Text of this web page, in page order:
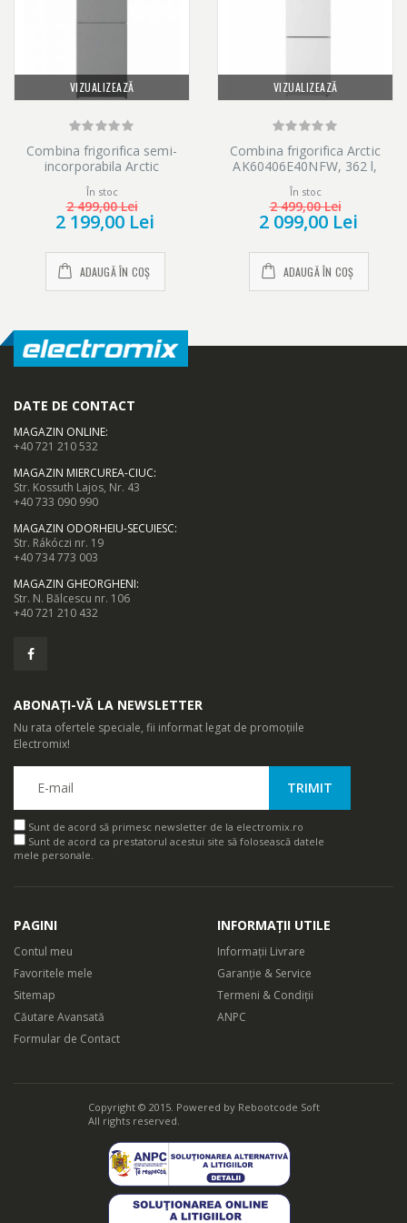
VIZUALIZEAZĂ
Combina frigorifica semi-
incorporabila Arctic
Full No Frost, Air Flow Dual
Tech, H 202 cm, Clasa E,
Metal Look
În stoc
2 499,00 Lei
2 199,00 Lei
ADAUGĂ ÎN COȘ
VIZUALIZEAZĂ
Combina frigorifica Arctic
AK60406E40NFW, 362 l,
Tech, Air Flow Dual Tech,
Efiline, H 202.5, Alb
În stoc
2 499,00 Lei
2 099,00 Lei
ADAUGĂ ÎN COȘ
DATE DE CONTACT
MAGAZIN ONLINE:
+40 721 210 532
MAGAZIN MIERCUREA-CIUC:
Str. Kossuth Lajos, Nr. 43
+40 733 090 990
MAGAZIN ODORHEIU-SECUIESC:
Str. Rákóczi nr. 19
+40 734 773 003
MAGAZIN GHEORGHENI:
Str. N. Bălcescu nr. 106
+40 721 210 432
ABONAȚI-VĂ LA NEWSLETTER
Nu rata ofertele speciale, fii informat legat de promoțiile
Electromix!
Sunt de acord să primesc newsletter de la electromix.ro
Sunt de acord ca prestatorul acestui site să folosească datele
mele personale.
PAGINI
Contul meu
Favoritele mele
Sitemap
Căutare Avansată
Formular de Contact
INFORMAȚII UTILE
Informații Livrare
Garanție & Service
Termeni & Condiții
ANPC
Copyright © 2015. Powered by Rebootcode Soft
All rights reserved.